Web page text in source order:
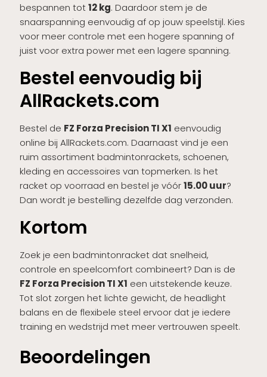
bespannen tot12 kg. Daardoor stem je de
snaarspanning eenvoudig af op jouw speelstijl. Kies
voor meer controle met een hogere spanning of
juist voor extra power met een lagere spanning.
Bestel eenvoudig bij
AllRackets.com
Bestel de FZ Forza Precision TI X1 eenvoudig
online bij AllRackets.com. Daarnaast vind je een
ruim assortiment badmintonrackets, schoenen,
kleding en accessoires van topmerken. Is het
racket op voorraad en bestel je vóór15.00 uur?
Dan wordt je bestelling dezelfde dag verzonden.
Kortom
Zoek je een badmintonracket dat snelheid,
controle en speelcomfort combineert? Dan is de
FZ Forza Precision TI X1 een uitstekende keuze.
Tot slot zorgen het lichte gewicht, de headlight
balans en de flexibele steel ervoor dat je iedere
training en wedstrijd met meer vertrouwen speelt.
Beoordelingen